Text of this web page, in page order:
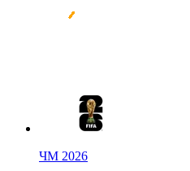
ЧМ 2026